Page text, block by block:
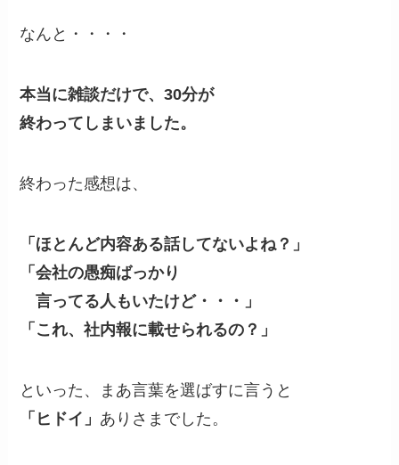
なんと・・・・
本当に雑談だけで、30分が
終わってしまいました。
終わった感想は、
「ほとんど内容ある話してないよね？」
「会社の愚痴ばっかり
言ってる人もいたけど・・・」
「これ、社内報に載せられるの？」
といった、まあ言葉を選ばすに言うと
「ヒドイ」 ありさまでした。